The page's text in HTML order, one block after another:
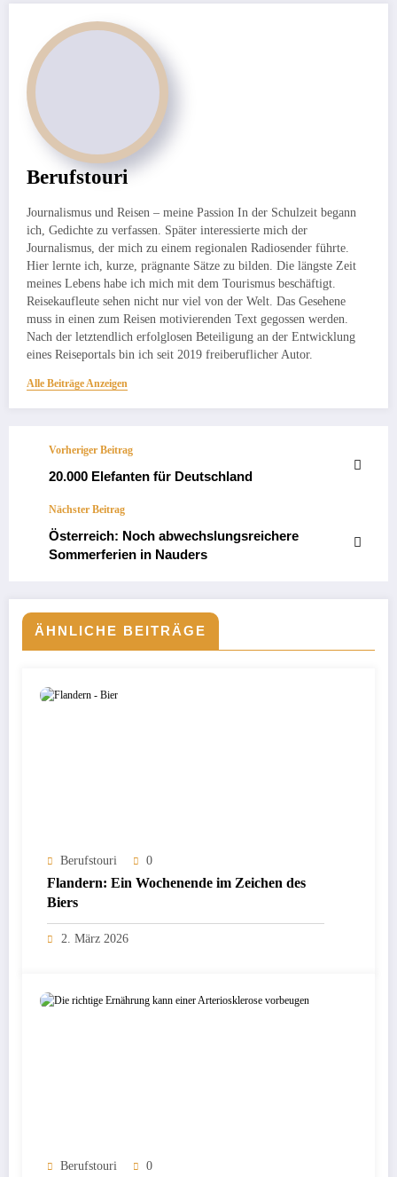
Berufstouri
Journalismus und Reisen – meine Passion In der Schulzeit begann
ich, Gedichte zu verfassen. Später interessierte mich der
Journalismus, der mich zu einem regionalen Radiosender führte.
Hier lernte ich, kurze, prägnante Sätze zu bilden. Die längste Zeit
meines Lebens habe ich mich mit dem Tourismus beschäftigt.
Reisekaufleute sehen nicht nur viel von der Welt. Das Gesehene
muss in einen zum Reisen motivierenden Text gegossen werden.
Nach der letztendlich erfolglosen Beteiligung an der Entwicklung
eines Reiseportals bin ich seit 2019 freiberuflicher Autor.
Alle Beiträge Anzeigen
Vorheriger Beitrag
20.000 Elefanten für Deutschland
Nächster Beitrag
Österreich: Noch abwechslungsreichere
Sommerferien in Nauders
ÄHNLICHE BEITRÄGE
Berufstouri 0
Flandern: Ein Wochenende im Zeichen des
Biers
2. März 2026
Berufstouri 0